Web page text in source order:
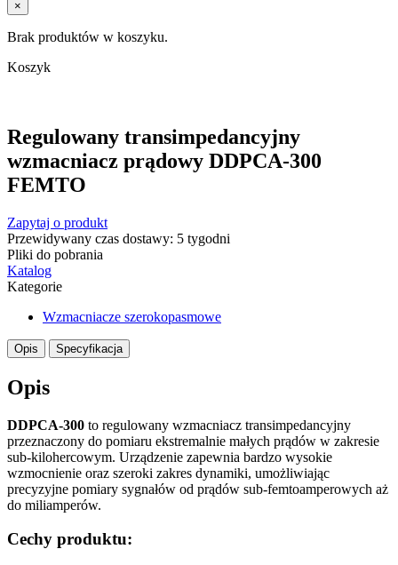
×
Brak produktów w koszyku.
Koszyk
Regulowany transimpedancyjny
wzmacniacz prądowy DDPCA-300
FEMTO
Zapytaj o produkt
Przewidywany czas dostawy: 5 tygodni
Pliki do pobrania
Katalog
Kategorie
Wzmacniacze szerokopasmowe
Opis Specyfikacja
Opis
DDPCA-300 to regulowany wzmacniacz transimpedancyjny
przeznaczony do pomiaru ekstremalnie małych prądów w zakresie
sub-kilohercowym. Urządzenie zapewnia bardzo wysokie
wzmocnienie oraz szeroki zakres dynamiki, umożliwiając
precyzyjne pomiary sygnałów od prądów sub-femtoamperowych aż
do miliamperów.
Cechy produktu: